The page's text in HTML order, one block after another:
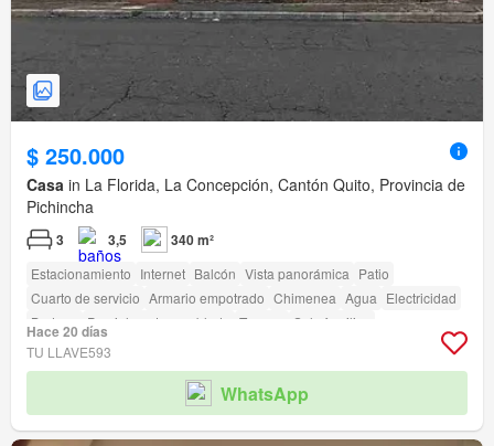
$ 250.000
Casa in La Florida, La Concepción, Cantón Quito, Provincia de
Pichincha
3 3,5 340 m²
Estacionamiento Internet Balcón Vista panorámica Patio
Cuarto de servicio Armario empotrado Chimenea Agua Electricidad
Bodega
Parcialmente amoblado Terraza
Solo familias
Área para niños
Hace 20 días
TU LLAVE593
WhatsApp